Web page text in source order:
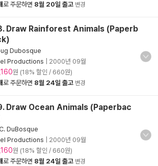
로 주문하면 8월 20일 출고 변경
Draw Rainforest Animals (Paperb
Dubosque
Productions
2000년 09월
원 (18% 할인 / 660원)
로 주문하면 8월 24일 출고 변경
Draw Ocean Animals (Paperbac
DuBosque
Productions
2000년 09월
원 (18% 할인 / 660원)
로 주문하면 8월 24일 출고 변경